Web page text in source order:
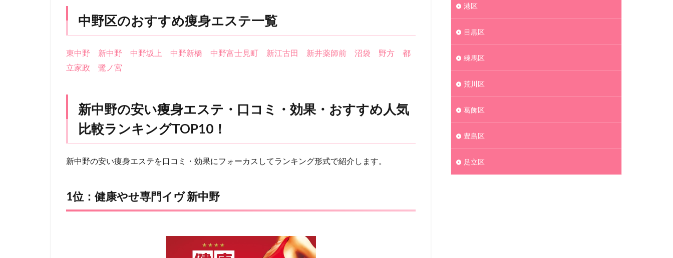
中野区のおすすめ痩身エステ一覧
東中野 新中野 中野坂上 中野新橋 中野富士見町 新江古田 新井薬師前 沼袋 野方
都
立家政
鷺ノ宮
新中野の安い痩身エステ・口コミ・効果・おすすめ人気
比較ランキングTOP10！
新中野の安い痩身エステを口コミ・効果にフォーカスしてランキング形式で紹介します。
1位：健康やせ専門イヴ 新中野
港区
目黒区
練馬区
荒川区
葛飾区
豊島区
足立区